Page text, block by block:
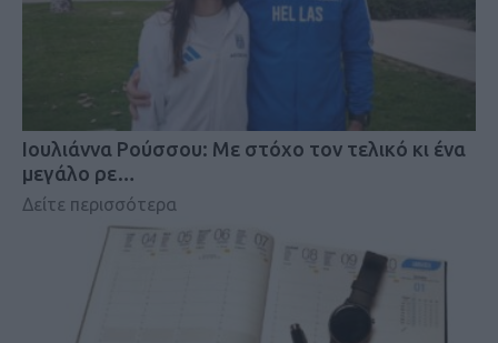
Iουλιάννα Ρούσσου: Με στόχο τον τελικό κι ένα
μεγάλο ρε…
Δείτε περισσότερα